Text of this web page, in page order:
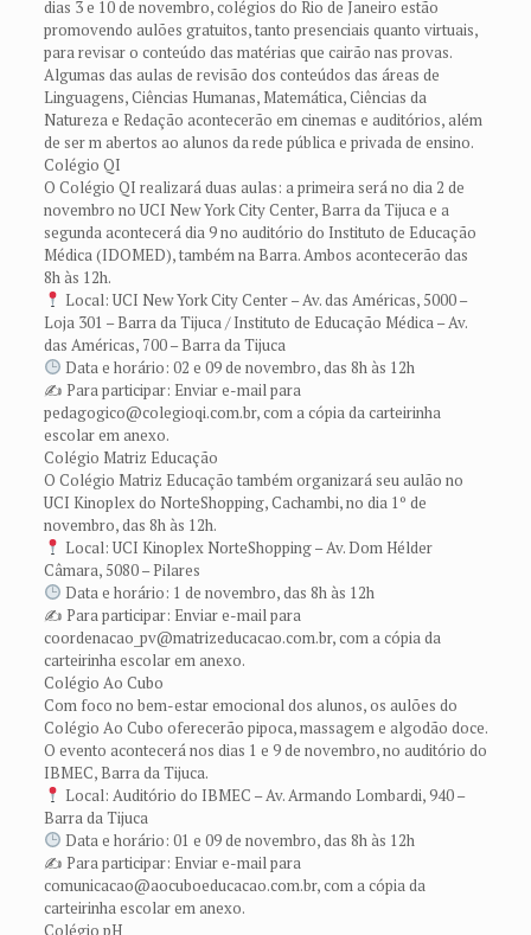
dias 3 e 10 de novembro, colégios do Rio de Janeiro estão
promovendo aulões gratuitos, tanto presenciais quanto virtuais,
para revisar o conteúdo das matérias que cairão nas provas.
Algumas das aulas de revisão dos conteúdos das áreas de
Linguagens, Ciências Humanas, Matemática, Ciências da
Natureza e Redação acontecerão em cinemas e auditórios, além
de ser m abertos ao alunos da rede pública e privada de ensino.
Colégio QI
O Colégio QI realizará duas aulas: a primeira será no dia 2 de
novembro no UCI New York City Center, Barra da Tijuca e a
segunda acontecerá dia 9 no auditório do Instituto de Educação
Médica (IDOMED), também na Barra. Ambos acontecerão das
8h às 12h.
Local: UCI New York City Center – Av. das Américas, 5000 –
Loja 301 – Barra da Tijuca / Instituto de Educação Médica – Av.
das Américas, 700 – Barra da Tijuca
Data e horário: 02 e 09 de novembro, das 8h às 12h
✍️ Para participar: Enviar e-mail para
pedagogico@colegioqi.com.br, com a cópia da carteirinha
escolar em anexo.
Colégio Matriz Educação
O Colégio Matriz Educação também organizará seu aulão no
UCI Kinoplex do NorteShopping, Cachambi, no dia 1º de
novembro, das 8h às 12h.
Local: UCI Kinoplex NorteShopping – Av. Dom Hélder
Câmara, 5080 – Pilares
Data e horário: 1 de novembro, das 8h às 12h
✍️ Para participar: Enviar e-mail para
coordenacao_pv@matrizeducacao.com.br, com a cópia da
carteirinha escolar em anexo.
Colégio Ao Cubo
Com foco no bem-estar emocional dos alunos, os aulões do
Colégio Ao Cubo oferecerão pipoca, massagem e algodão doce.
O evento acontecerá nos dias 1 e 9 de novembro, no auditório do
IBMEC, Barra da Tijuca.
Local: Auditório do IBMEC – Av. Armando Lombardi, 940 –
Barra da Tijuca
Data e horário: 01 e 09 de novembro, das 8h às 12h
✍️ Para participar: Enviar e-mail para
comunicacao@aocuboeducacao.com.br, com a cópia da
carteirinha escolar em anexo.
Colégio pH